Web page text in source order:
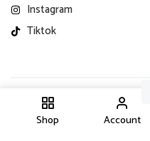
Shop Account
Instagram
Tiktok
© 2025 – Todos Los